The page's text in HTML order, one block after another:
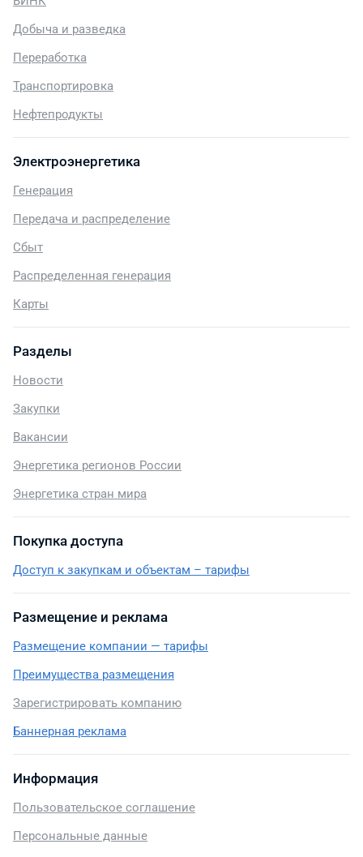
Добыча и разведка
Переработка
Транспортировка
Нефтепродукты
Электроэнергетика
Генерация
Передача и распределение
Сбыт
Распределенная генерация
Карты
Разделы
Новости
Закупки
Вакансии
Энергетика регионов России
Энергетика стран мира
Покупка доступа
Доступ к закупкам и объектам – тарифы
Размещение и реклама
Размещение компании — тарифы
Преимущества размещения
Зарегистрировать компанию
Баннерная реклама
Информация
Пользовательское соглашение
Персональные данные